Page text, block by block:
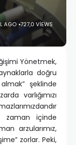
AGO 727,0 VIEWS
Yönetmek,
doğru
şeklinde
varlığımızı
zaman içinde
arzularımız,
zorlar. Peki,